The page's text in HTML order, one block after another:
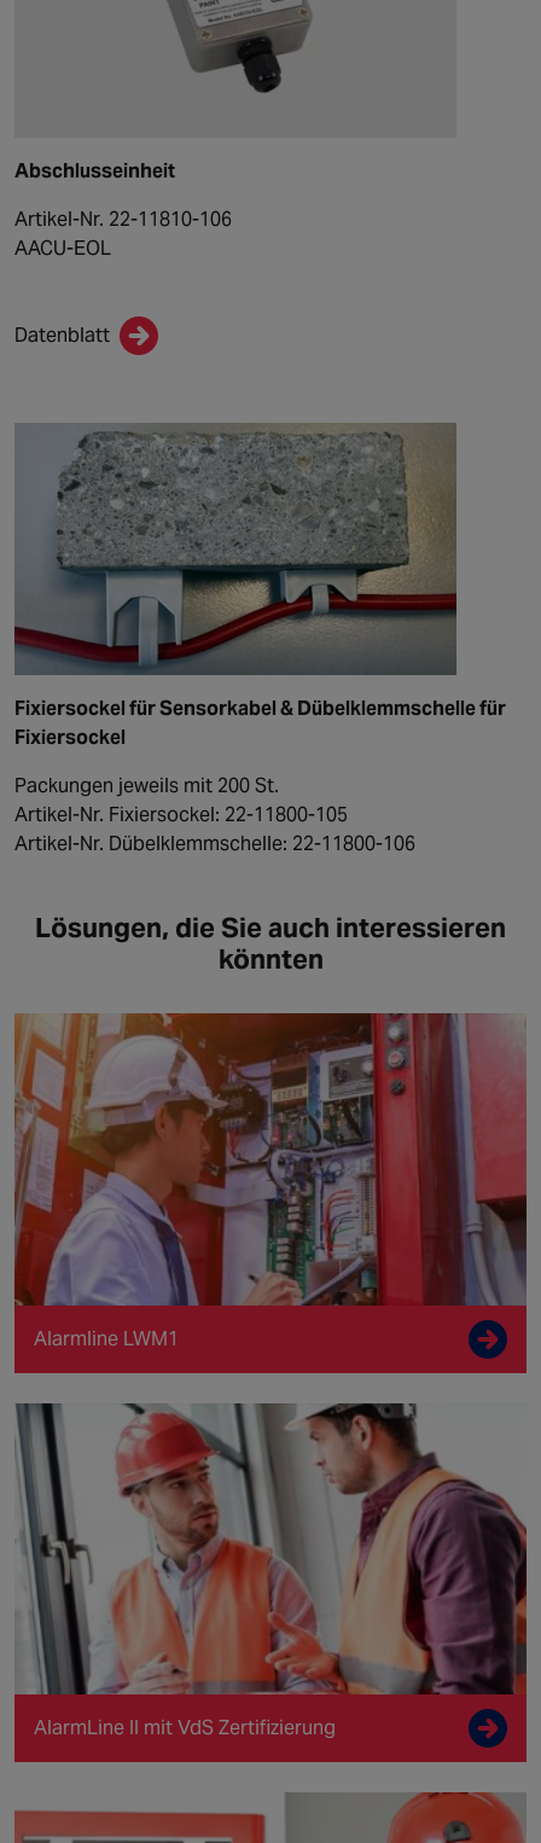
Abschlusseinheit
Artikel-Nr. 22-11810-106
AACU-EOL
Datenblatt
Fixiersockel für Sensorkabel & Dübelklemmschelle für
Fixiersockel
Packungen jeweils mit 200 St.
Artikel-Nr. Fixiersockel: 22-11800-105
Artikel-Nr. Dübelklemmschelle: 22-11800-106
Lösungen, die Sie auch interessieren
könnten
Alarmline LWM1
AlarmLine II mit VdS Zertifizierung